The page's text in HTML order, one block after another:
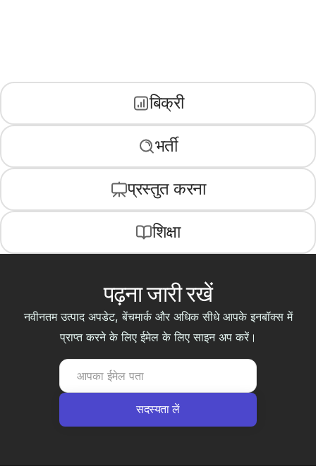
बिक्री
भर्ती
प्रस्तुत करना
शिक्षा
पढ़ना जारी रखें
नवीनतम उत्पाद अपडेट, बेंचमार्क और अधिक सीधे आपके इनबॉक्स में
प्राप्त करने के लिए ईमेल के लिए साइन अप करें।